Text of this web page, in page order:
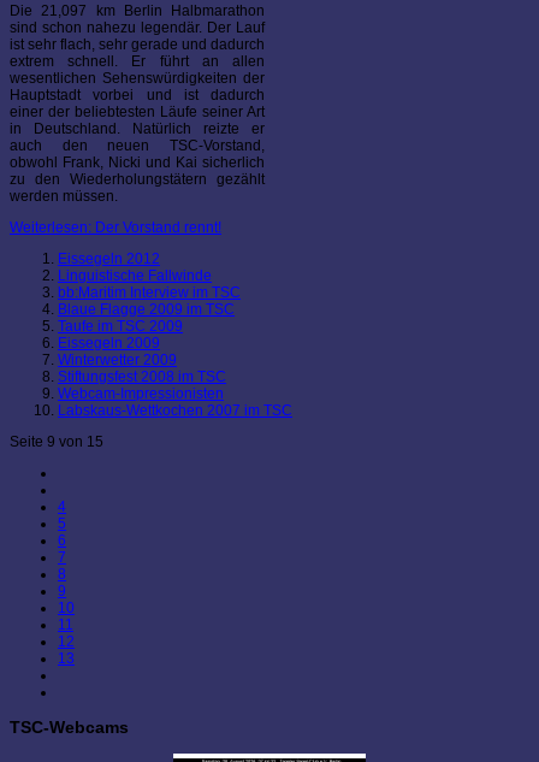
Die 21,097 km Berlin Halbmarathon
sind schon nahezu legendär. Der Lauf
ist sehr flach, sehr gerade und dadurch
extrem schnell. Er führt an allen
wesentlichen Sehenswürdigkeiten der
Hauptstadt vorbei und ist dadurch
einer der beliebtesten Läufe seiner Art
in Deutschland. Natürlich reizte er
auch den neuen TSC-Vorstand,
obwohl Frank, Nicki und Kai sicherlich
zu den Wiederholungstätern gezählt
werden müssen.
Weiterlesen: Der Vorstand rennt!
Eissegeln 2012
Linguistische Fallwinde
bb:Maritim Interview im TSC
Blaue Flagge 2009 im TSC
Taufe im TSC 2009
Eissegeln 2009
Winterwetter 2009
Stiftungsfest 2008 im TSC
Webcam-Impressionisten
Labskaus-Wettkochen 2007 im TSC
Seite 9 von 15
4
5
6
7
8
9
10
11
12
13
TSC-Webcams